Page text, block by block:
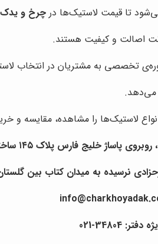
تا قیمت لاستیک‌ها در چرخ و یدک
اصالت و کیفیت هستند.
تخصصی به مشتریان در انتخاب
می‌دهد.
لاستیک‌ها را مشاهده، مقایسه و
خلیج فارس پلاک ۱۴۵ ساختمان چرخ و یدک.
نرسیده به میدان کتاب بین
34804-021